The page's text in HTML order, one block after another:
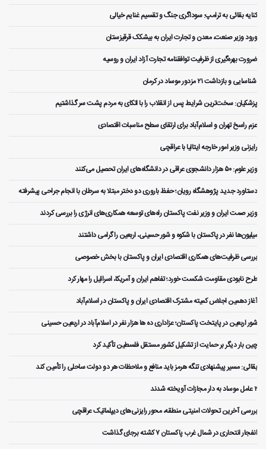
کنایه بقائی به ترامپ: سوداگری جنگ و تقسیم غنایم خیالی
ورود وزیر صنعت، معدن و تجارت ایران به بیشکک قرقیزستان
ضرورت بهره‌گیری از ظرفیت توافقنامه تجارت آزاد ایران و روسیه
️ شناسایی و بازداشت ۲۱ مزدور موساد در کرمان
پزشکیان: سخت‌ترین شرایط پس از انقلاب را با اتکای به مردم پشت سر گذاشتیم
عزم راسخ تهران و اسلام‌آباد برای ارتقای سطح مناسبات اقتصادی
رایزنی وزیر امور خارجه ایتالیا با عراقچی
وزیر علوم: ۵۰ هزار دانشجوی عراقی در دانشگاه‌های ایران تحصیل می‌کنند
دستاورد جدید پژوهشگاه رویان؛ حفظ باروری دو دختر مبتلا به سرطان با انجام جراحی پیشرفته
وزیر صمت ایران و وزیر نفت پاکستان راه‌های توسعه همکاری‌های انرژی را بررسی کردند
میلیون‌ها نفر در پاکستان با شکوه و شور حسینی، اربعین را گرامی داشتند
بررسی ظرفیت‌های همکاری اقتصادی ایران و پاکستان با بخش خصوصی
طرح نابودی مقاومت شکست خورد؛ تفاهم ایران و آمریکا، اسرائیل را مهار کرد
آغاز دهمین اجلاس کمیته مشترک اقتصادی ایران و پاکستان در اسلام‌آباد
شور اربعین در پایتخت پاکستان؛ عزاداری ده ها هزار نفر در اسلام‌آباد در اربعین حسینی
چین بار دیگر بر حمایت از تشکیل کشور مستقل فلسطین تأکید کرد
بقائی: مسیر پیشنهادی تنگه هرمز باید منافع و ملاحظات هر دو دولت ساحلی را تأمین کند
۲ عامل موساد به دار مجازات آویخته شدند
بررسی آخرین تحولات امنیتی منطقه، محور رایزنی‌های دیپلماتیک عراقچی
انفجار انتحاری در شمال غرب پاکستان ۷ کشته برجای گذاشت